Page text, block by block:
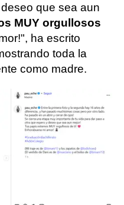
que sea aun
MUY orgullosos
ha escrito
toda la
como madre.